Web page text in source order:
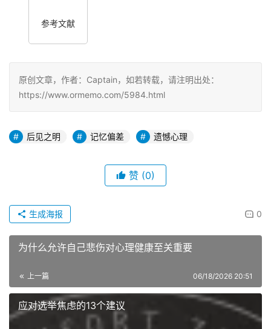
参考文献
原创文章，作者：Captain，如若转载，请注明出处：
https://www.ormemo.com/5984.html
后见之明 记忆偏差 遗憾心理
赞 (0)
0
生成海报
为什么允许自己悲伤对心理健康至关重要
上一篇 06/18/2026 20:51
应对选举焦虑的13个建议